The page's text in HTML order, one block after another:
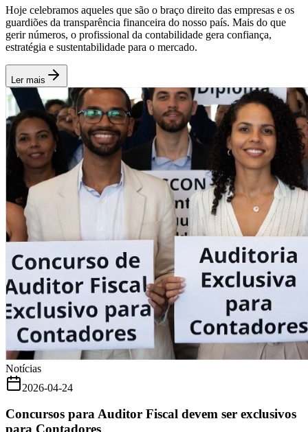
Hoje celebramos aqueles que são o braço direito das empresas e os
guardiões da transparência financeira do nosso país. Mais do que
gerir números, o profissional da contabilidade gera confiança,
estratégia e sustentabilidade para o mercado.
Ler mais
Notícias
2026-04-24
Concursos para Auditor Fiscal devem ser exclusivos
para Contadores